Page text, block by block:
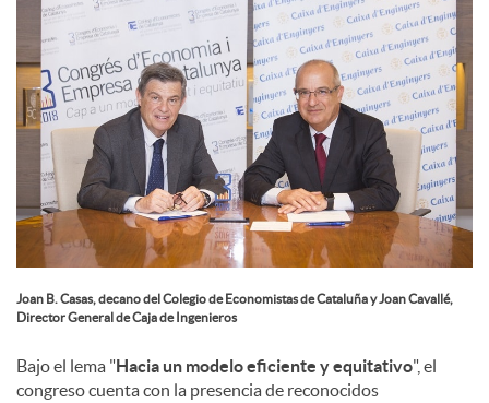
s
Joan B. Casas, decano del Colegio de Economistas de Cataluña y Joan Cavallé,
Director General de Caja de Ingenieros
Bajo el lema "Hacia un modelo eficiente y equitativo", el
congreso cuenta con la presencia de reconocidos